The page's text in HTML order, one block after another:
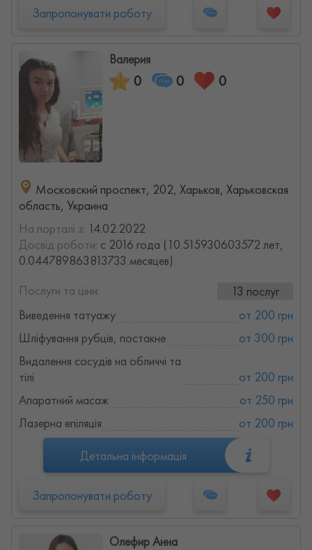
Запропонувати роботу
Валерия
0 0 0
Московский проспект, 202, Харьков, Харьковская
область, Украина
На порталі з: 14.02.2022
Досвід роботи: с 2016 года (10.515930603572 лет,
0.044789863813733 месяцев)
Послуги та ціни:
13 послуг
Виведення татуажу
от 200 грн
Шліфування рубців, постакне
от 300 грн
Видалення сосудів на обличчі та
тілі
от 200 грн
Апаратний масаж
от 250 грн
Лазерна епіляція
от 200 грн
Детальна інформація
Запропонувати роботу
Олефир Анна